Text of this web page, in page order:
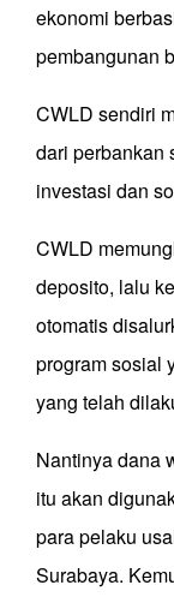
ekonomi
pembangunan
CWLD sendiri
dari perbankan
investasi dan
CWLD
deposito, lalu
otomatis
program sosial
yang telah
Nantinya dana
itu akan
para pelaku
Surabaya.